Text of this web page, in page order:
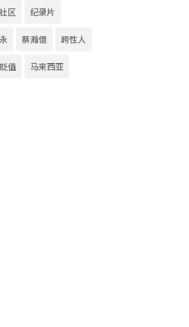
区 纪录片
蔡瀚億 跨性人
值 马来西亚